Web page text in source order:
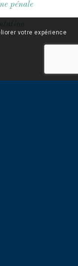
pénale
votre expérience